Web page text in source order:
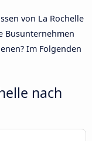
von La Rochelle
Busunternehmen
Im Folgenden
nach